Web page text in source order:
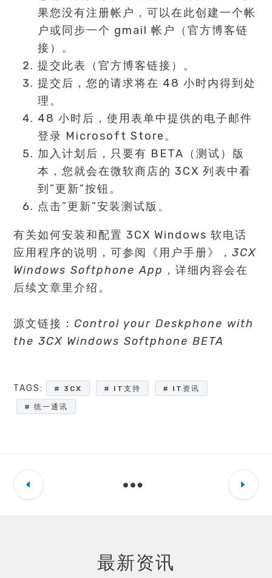
果您没有注册帐户，可以在此创建一个帐
户或同步一个 gmail 帐户（官方博客链
接）。
提交此表（官方博客链接）。
提交后，您的请求将在 48 小时内得到处
理。
48 小时后，使用表单中提供的电子邮件
登录 Microsoft Store。
加入计划后，只要有 BETA（测试）版
本，您就会在微软商店的 3CX 列表中看
到”更新”按钮。
点击”更新”安装测试版。
有关如何安装和配置3CX Windows 软电话
应用程序的说明，可参阅《用户手册》，3CX
Windows Softphone App ，详细内容会在
后续文章里介绍。
源文链接： Control your Deskphone with
the 3CX Windows Softphone BETA
TAGS: 3CX IT支持 IT资讯
统一通讯
最新资讯